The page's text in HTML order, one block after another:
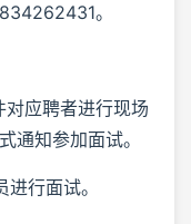
。
对应聘者进行现场
通知参加面试。
行面试。